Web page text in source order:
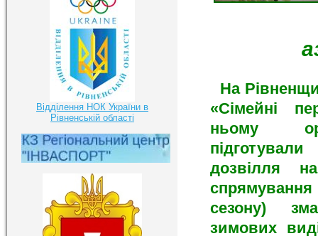
На
«Сімейні
ньому
підготували
дозвілля
сезону)
зимових
Відділення НОК України в
Рівненській області